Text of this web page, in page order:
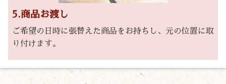
5.商品お渡し
ご希望の日時に張替えた商品をお持ちし、元の位置に取
り付けます。